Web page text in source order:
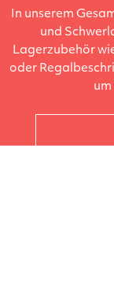
In unserem
und
Lagerzubehör
oder